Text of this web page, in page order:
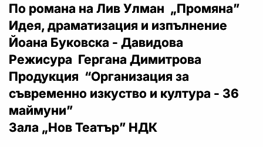
По романа на Лив Улман „Промяна”
Идея, драматизация и изпълнение
Йоана Буковска - Давидова
Режисура Гергана Димитрова
Продукция “Организация за
съвременно изкуство и култура - 36
маймуни”
Зала „Нов Театър” НДК